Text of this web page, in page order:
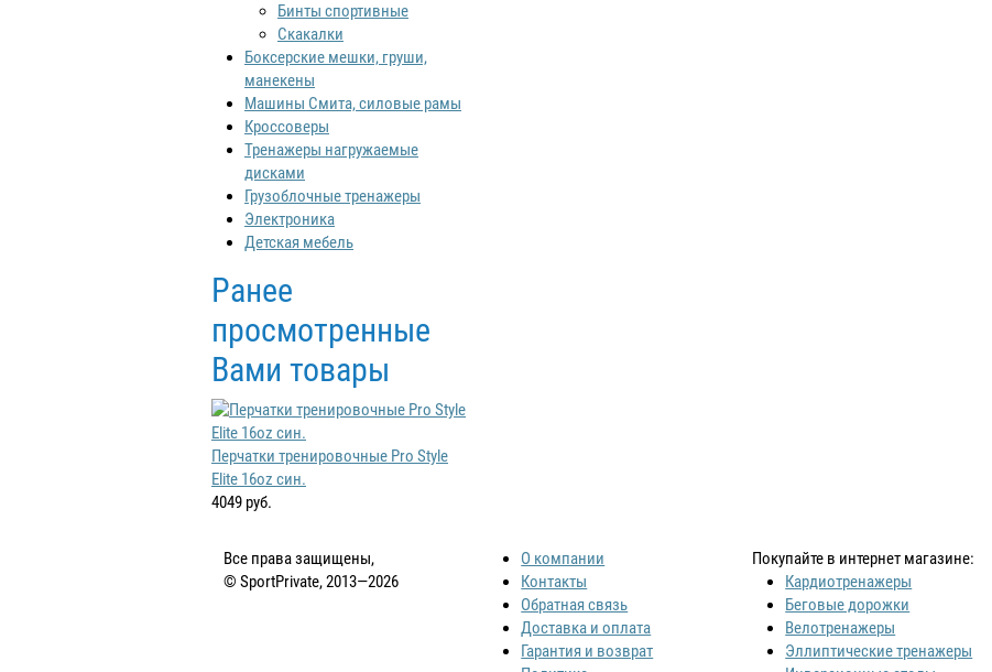
Бинты спортивные
Скакалки
Боксерские мешки, груши,
манекены
Машины Смита, силовые рамы
Кроссоверы
Тренажеры нагружаемые
дисками
Грузоблочные тренажеры
Электроника
Детская мебель
Ранее
просмотренные
Вами товары
Перчатки тренировочные Pro Style
Elite 16oz син.
4049 руб.
Все права защищены,
© SportPrivate, 2013—2026
О компании
Контакты
Обратная связь
Доставка и оплата
Гарантия и возврат
Покупайте в интернет магазине:
Кардиотренажеры
Беговые дорожки
Велотренажеры
Эллиптические тренажеры